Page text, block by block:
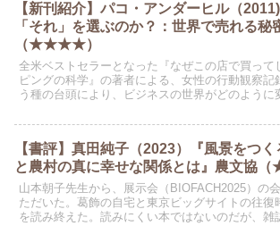
【新刊紹介】パコ・アンダーヒル（
「それ」を選ぶのか？：世界で売れる秘
（★★★★）
全米ベストセラーとなった『なぜこの店で買って
ピングの科学』の著者による、女性の行動観察記
う種の台頭により、ビジネスの世界がどのように
を解説した本である。小売サービス業の経営者必
【書評】真田純子（2023）『風景をつ
と農村の真に幸せな関係とは』農文協
山本朝子先生から、展示会（BIOFACH2025）の
ただいた。葛飾の自宅と東京ビッグサイトの往復
を読み終えた。読みにくい本ではないのだが、雑